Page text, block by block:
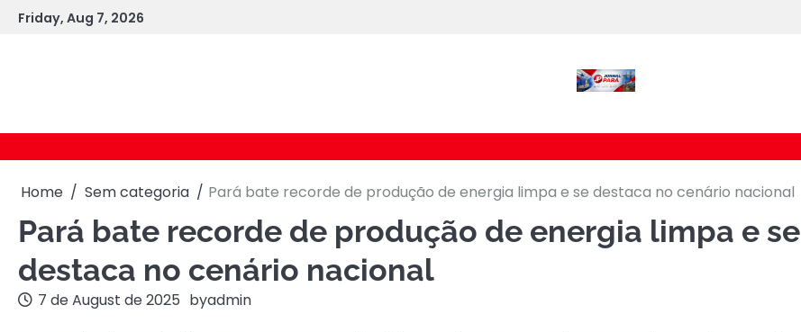
SkipFriday, Aug 7, 2026
Home Sem categoria Pará bate recorde de produção de energia limpa e se destaca no cenário nacional
Pará bate recorde de produção de energia limpa e se
destaca no cenário nacional
7 de August de 2025 byadmin